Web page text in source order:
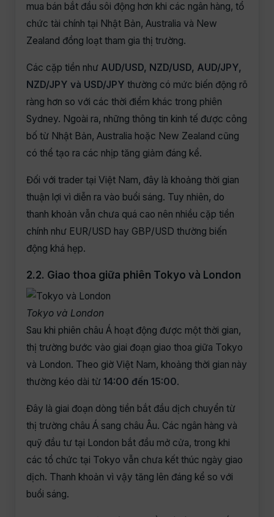
mua bán bắt đầu sôi động hơn khi các ngân hàng, tổ
chức tài chính tại Nhật Bản, Australia và New
Zealand đồng loạt tham gia thị trường.
Các cặp tiền như AUD/USD, NZD/USD, AUD/JPY,
NZD/JPY và USD/JPY thường có mức biến động rõ
ràng hơn so với các thời điểm khác trong phiên
Sydney. Ngoài ra, những thông tin kinh tế được công
bố từ Nhật Bản, Australia hoặc New Zealand cũng
có thể tạo ra các nhịp tăng giảm đáng kể.
Đối với trader tại Việt Nam, đây là khoảng thời gian
thuận lợi vì diễn ra vào buổi sáng. Tuy nhiên, do
thanh khoản vẫn chưa quá cao nên nhiều cặp tiền
chính như EUR/USD hay GBP/USD thường biến
động khá hẹp.
2.2. Giao thoa giữa phiên Tokyo và London
Tokyo và London
Sau khi phiên châu Á hoạt động được một thời gian,
thị trường bước vào giai đoạn giao thoa giữa Tokyo
và London. Theo giờ Việt Nam, khoảng thời gian này
thường kéo dài từ 14:00 đến 15:00.
Đây là giai đoạn dòng tiền bắt đầu dịch chuyển từ
thị trường châu Á sang châu Âu. Các ngân hàng và
quỹ đầu tư tại London bắt đầu mở cửa, trong khi
các tổ chức tại Tokyo vẫn chưa kết thúc ngày giao
dịch. Thanh khoản vì vậy tăng lên đáng kể so với
buổi sáng.